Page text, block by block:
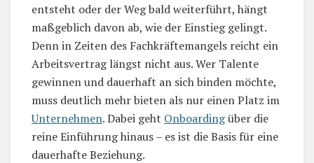
entsteht oder der Weg bald weiterführt, hängt
maßgeblich davon ab, wie der Einstieg gelingt.
Denn in Zeiten des Fachkräftemangels reicht ein
Arbeitsvertrag längst nicht aus. Wer Talente
gewinnen und dauerhaft an sich binden möchte,
muss deutlich mehr bieten als nur einen Platz im
Unternehmen. Dabei geht Onboardingüber die
reine Einführung hinaus – es ist die Basis für eine
dauerhafte Beziehung.